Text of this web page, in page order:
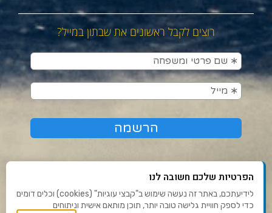
רוצים לקבל ראשונים את שבתון במייל?
תנאי שימוש ומדיניות פרטיות
הפרטיות שלכם חשובה לנו
לידיעתכם, באתר זה נעשה שימוש ב"קבצי עוגיות" (cookies) וכלים דומים
כדי לספק חוויית גלישה טובה יותר, תוכן מותאם אישית וניתוחים